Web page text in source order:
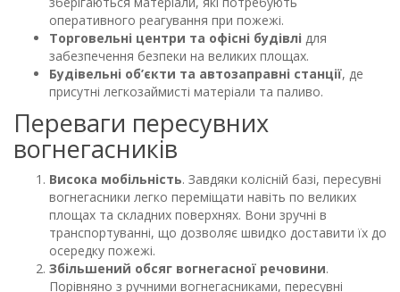
оперативного реагування при пожежі.
Торговельні центри та офісні будівлі для
забезпечення безпеки на великих площах.
Будівельні об’єкти та автозаправні станції, де
присутні легкозаймисті матеріали та паливо.
Переваги пересувних
вогнегасників
Висока мобільність. Завдяки колісній базі, пересувні
вогнегасники легко переміщати навіть по великих
площах та складних поверхнях. Вони зручні в
транспортуванні, що дозволяє швидко доставити їх до
осередку пожежі.
Збільшений обсяг вогнегасної речовини.
Порівняно з ручними вогнегасниками, пересувні